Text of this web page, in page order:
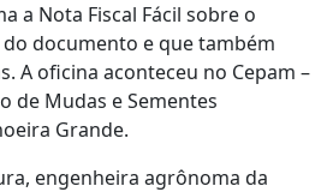
a Nota Fiscal Fácil sobre o
documento e que também
A oficina aconteceu no Cepam –
de Mudas e Sementes
Grande.
engenheira agrônoma da